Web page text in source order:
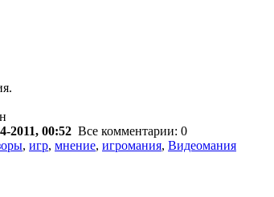
2011, 00:52 Все комментарии: 0
, игр, мнение, игромания, Видеомания